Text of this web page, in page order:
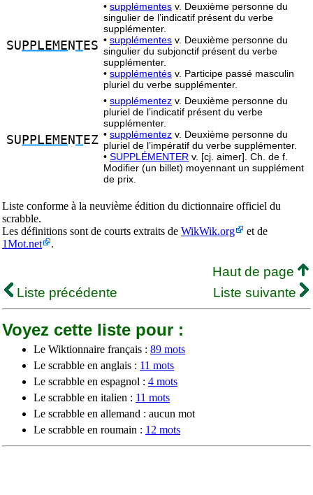
SU PPLEME NTES
• supplémentes v. Deuxième personne du
singulier de l’indicatif présent du verbe
supplémenter.
• supplémentes v. Deuxième personne du
singulier du subjonctif présent du verbe
supplémenter.
• supplémentés v. Participe passé masculin
pluriel du verbe supplémenter.
SU PPLEME NTEZ
• supplémentez v. Deuxième personne du
pluriel de l’indicatif présent du verbe
supplémenter.
• supplémentez v. Deuxième personne du
pluriel de l’impératif du verbe supplémenter.
• SUPPLÉMENTER v. [cj. aimer]. Ch. de f.
Modifier (un billet) moyennant un supplément
de prix.
Liste conforme à la neuvième édition du dictionnaire officiel du
scrabble.
Les définitions sont de courts extraits de WikWik.org
et de
1Mot.net
.
Haut de page
Liste précédente
Liste suivante
Voyez cette liste pour :
Le Wiktionnaire français : 89 mots
Le scrabble en anglais : 11 mots
Le scrabble en espagnol : 4 mots
Le scrabble en italien : 11 mots
Le scrabble en allemand : aucun mot
Le scrabble en roumain : 12 mots